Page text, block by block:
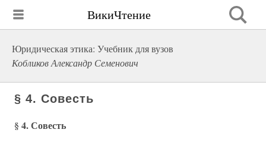
ВикиЧтение
Юридическая этика: Учебник для вузов
Кобликов Александр Семенович
§ 4. Совесть
§ 4. Совесть